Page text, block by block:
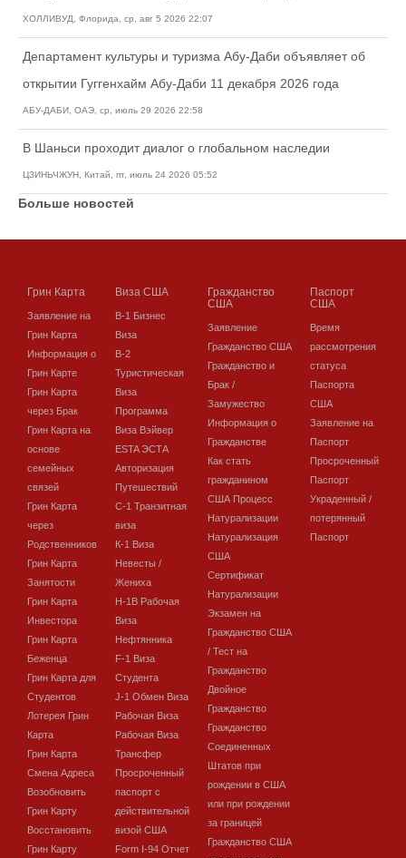
ХОЛЛИВУД, Флорида, ср, авг 5 2026 22:07
Департамент культуры и туризма Абу-Даби объявляет об
открытии Гуггенхайм Абу-Даби 11 декабря 2026 года
АБУ-ДАБИ, ОАЭ, ср, июль 29 2026 22:58
В Шаньси проходит диалог о глобальном наследии
ЦЗИНЬЧЖУН, Китай, пт, июль 24 2026 05:52
Больше новостей
Грин Карта
Заявление на
Грин Карта
Информация о
Грин Карте
Грин Карта
через Брак
Грин Карта на
основе
семейных
связей
Грин Карта
через
Родственников
Грин Карта
Занятости
Грин Карта
Инвестора
Грин Карта
Беженца
Грин Карта для
Студентов
Лотерея Грин
Карта
Грин Карта
Смена Адреса
Возобновить
Грин Карту
Восстановить
Грин Карту
Виза США
В-1 Бизнес
Виза
В-2
Туристическая
Виза
Программа
Виза Вэйвер
ESTA ЭСТА
Авторизация
Путешествий
C-1 Транзитная
виза
К-1 Виза
Невесты /
Жениха
H-1B Рабочая
Виза
Нефтянника
F-1 Виза
Студента
J-1 Обмен Виза
Рабочая Виза
Рабочая Виза
Трансфер
Просроченный
паспорт с
действительной
визой США
Form I-94 Отчет
Гражданство
США
Заявление
Гражданство США
Гражданство и
Брак /
Замужество
Информация о
Гражданстве
Как стать
гражданином
США Процесс
Натурализации
Натурализация
США
Сертификат
Натурализации
Экзамен на
Гражданство США
/ Тест на
Гражданство
Двойное
Гражданство
Гражданство
Соединенных
Штатов при
рождении в США
или при рождении
за границей
Гражданство США
Паспорт
США
Время
рассмотрения
статуса
Паспорта
США
Заявление на
Паспорт
Просроченный
Паспорт
Украденный /
потерянный
Паспорт